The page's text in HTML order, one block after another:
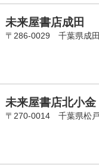
未来屋書店成田
〒286-0029 千葉県成
未来屋書店北小金
〒270-0014 千葉県松